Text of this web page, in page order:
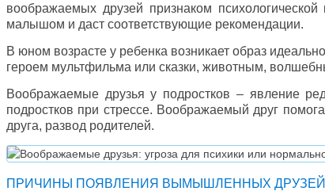
воображаемых друзей признаком
малышом и даст соответствующие рекомендации.
В юном возрасте у ребенка возникает образ
героем мультфильма или сказки, животным,
Воображаемые друзья у подростков – явление
подростков при стрессе. Воображаемый друг
друга, развод родителей.
ПРИЧИНЫ ПОЯВЛЕНИЯ ВЫМЫШЛЕННЫХ ДРУЗЕЙ